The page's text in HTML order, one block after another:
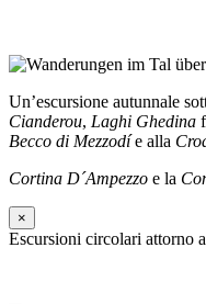
Un’escursione autunnale
Cianderou, Laghi Ghedina
Becco di Mezzodíe alla
Cortina D´Ampezzo e la
×
Escursioni circolari attorno